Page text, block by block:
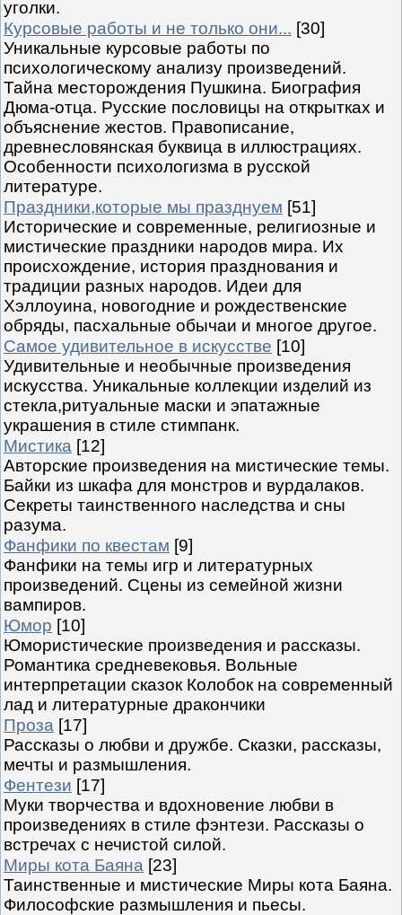
уголки.
Курсовые работы и не только они... [30]
Уникальные курсовые работы по
психологическому анализу произведений.
Тайна месторождения Пушкина. Биография
Дюма-отца. Русские пословицы на открытках и
объяснение жестов. Правописание,
древнесловянская буквица в иллюстрациях.
Особенности психологизма в русской
литературе.
Праздники,которые мы празднуем [51]
Исторические и современные, религиозные и
мистические праздники народов мира. Их
происхождение, история празднования и
традиции разных народов. Идеи для
Хэллоуина, новогодние и рождественские
обряды, пасхальные обычаи и многое другое.
Самое удивительное в искусстве [10]
Удивительные и необычные произведения
искусства. Уникальные коллекции изделий из
стекла,ритуальные маски и эпатажные
украшения в стиле стимпанк.
Мистика [12]
Авторские произведения на мистические темы.
Байки из шкафа для монстров и вурдалаков.
Секреты таинственного наследства и сны
разума.
Фанфики по квестам [9]
Фанфики на темы игр и литературных
произведений. Сцены из семейной жизни
вампиров.
Юмор [10]
Юмористические произведения и рассказы.
Романтика средневековья. Вольные
интерпретации сказок Колобок на современный
лад и литературные дракончики
Проза [17]
Рассказы о любви и дружбе. Сказки, рассказы,
мечты и размышления.
Фентези [17]
Муки творчества и вдохновение любви в
произведениях в стиле фэнтези. Рассказы о
встречах с нечистой силой.
Миры кота Баяна [23]
Таинственные и мистические Миры кота Баяна.
Философские размышления и пьесы.